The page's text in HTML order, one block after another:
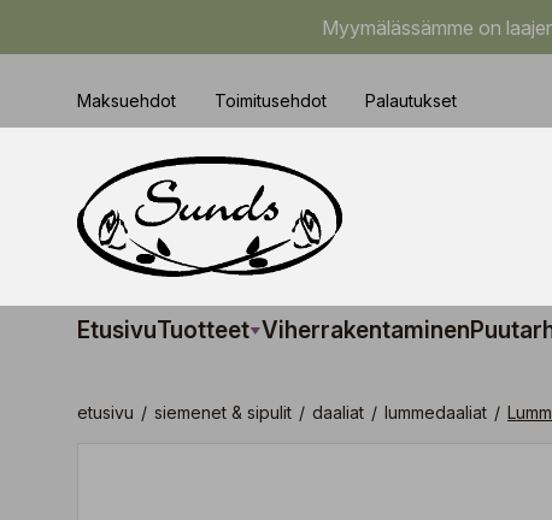
Myymälässämme on
Maksuehdot Toimitusehdot Palautukset
EtusivuTuotteet Viherrakentaminen
etusivu / siemenet & sipulit / daaliat / lummedaaliat /